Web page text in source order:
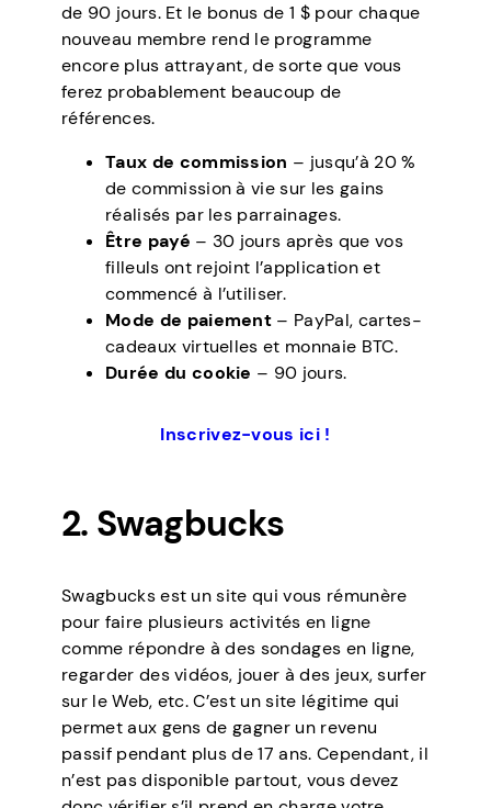
de 90 jours. Et le bonus de 1 $ pour chaque
nouveau membre rend le programme
encore plus attrayant, de sorte que vous
ferez probablement beaucoup de
références.
Taux de commission – jusqu’à 20 %
de commission à vie sur les gains
réalisés par les parrainages.
Être payé – 30 jours après que vos
filleuls ont rejoint l’application et
commencé à l’utiliser.
Mode de paiement – PayPal, cartes-
cadeaux virtuelles et monnaie BTC.
Durée du cookie – 90 jours.
Inscrivez-vous ici !
2. Swagbucks
Swagbucks est un site qui vous rémunère
pour faire plusieurs activités en ligne
comme répondre à des sondages en ligne,
regarder des vidéos, jouer à des jeux, surfer
sur le Web, etc. C’est un site légitime qui
permet aux gens de gagner un revenu
passif pendant plus de 17 ans. Cependant, il
n’est pas disponible partout, vous devez